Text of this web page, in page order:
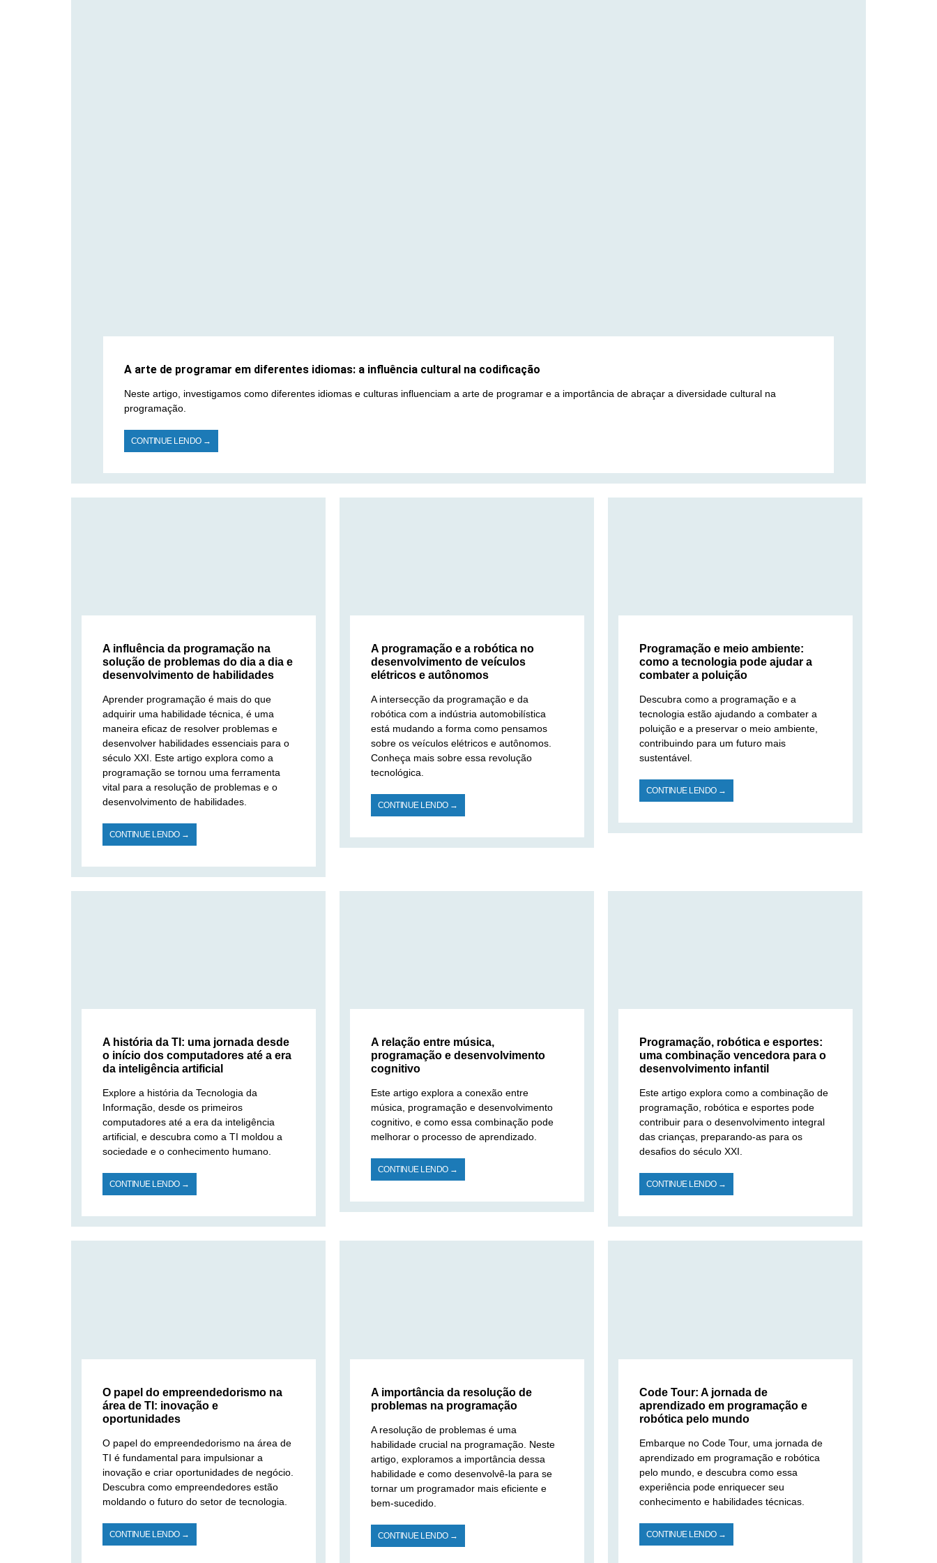
A arte de programar em diferentes idiomas: a influência cultural na codificação
Neste artigo, investigamos como diferentes idiomas e culturas influenciam a arte de programar e a importância de abraçar a diversidade cultural na
programação.
CONTINUE LENDO →
A influência da programação na
solução de problemas do dia a dia e
desenvolvimento de habilidades
Aprender programação é mais do que
adquirir uma habilidade técnica, é uma
maneira eficaz de resolver problemas e
desenvolver habilidades essenciais para o
século XXI. Este artigo explora como a
programação se tornou uma ferramenta
vital para a resolução de problemas e o
desenvolvimento de habilidades.
CONTINUE LENDO →
A programação e a robótica no
desenvolvimento de veículos
elétricos e autônomos
A intersecção da programação e da
robótica com a indústria automobilística
está mudando a forma como pensamos
sobre os veículos elétricos e autônomos.
Conheça mais sobre essa revolução
tecnológica.
CONTINUE LENDO →
Programação e meio ambiente:
como a tecnologia pode ajudar a
combater a poluição
Descubra como a programação e a
tecnologia estão ajudando a combater a
poluição e a preservar o meio ambiente,
contribuindo para um futuro mais
sustentável.
CONTINUE LENDO →
A história da TI: uma jornada desde
o início dos computadores até a era
da inteligência artificial
Explore a história da Tecnologia da
Informação, desde os primeiros
computadores até a era da inteligência
artificial, e descubra como a TI moldou a
sociedade e o conhecimento humano.
CONTINUE LENDO →
A relação entre música,
programação e desenvolvimento
cognitivo
Este artigo explora a conexão entre
música, programação e desenvolvimento
cognitivo, e como essa combinação pode
melhorar o processo de aprendizado.
CONTINUE LENDO →
Programação, robótica e esportes:
uma combinação vencedora para o
desenvolvimento infantil
Este artigo explora como a combinação de
programação, robótica e esportes pode
contribuir para o desenvolvimento integral
das crianças, preparando-as para os
desafios do século XXI.
CONTINUE LENDO →
O papel do empreendedorismo na
área de TI: inovação e
oportunidades
O papel do empreendedorismo na área de
TI é fundamental para impulsionar a
inovação e criar oportunidades de negócio.
Descubra como empreendedores estão
moldando o futuro do setor de tecnologia.
CONTINUE LENDO →
A importância da resolução de
problemas na programação
A resolução de problemas é uma
habilidade crucial na programação. Neste
artigo, exploramos a importância dessa
habilidade e como desenvolvê-la para se
tornar um programador mais eficiente e
bem-sucedido.
CONTINUE LENDO →
Code Tour: A jornada de
aprendizado em programação e
robótica pelo mundo
Embarque no Code Tour, uma jornada de
aprendizado em programação e robótica
pelo mundo, e descubra como essa
experiência pode enriquecer seu
conhecimento e habilidades técnicas.
CONTINUE LENDO →